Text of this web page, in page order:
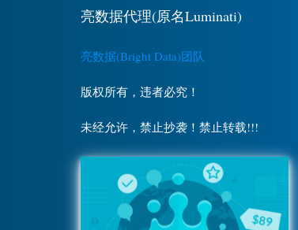
亮数据代理(原名Luminati)
亮数据(Bright Data)团队
版权所有，违者必究！
未经允许，禁止抄袭！禁止转载!!!